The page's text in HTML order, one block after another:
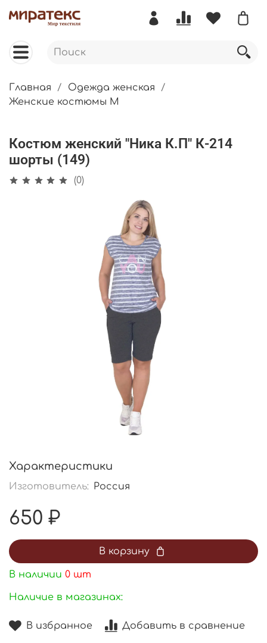
Главная
Одежда женская
Женские костюмы М
Костюм женский "Ника К.П" К-214
шорты (149)
(0)
В избранное Добавить в сравнение
Характеристики
Изготовитель: Россия
650 ₽
В корзину
В наличии 0 шт
Наличие в магазинах: